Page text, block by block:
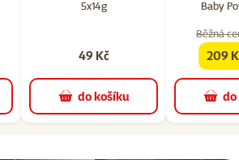
5x14g
49 Kč
do košíku
Baby
Běžná
family
209